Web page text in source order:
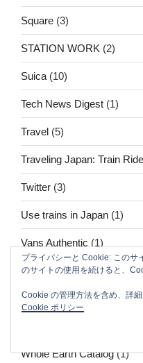
Square (3)
STATION WORK (2)
Suica (10)
Tech News Digest (1)
Travel (5)
Traveling Japan: Train Ride
Twitter (3)
Use trains in Japan (1)
Vans Authentic (1)
VR(1)
web3(13)
Whole Earth Catalog(1)
プライバシーと Cookie: このサ
のサイトの使用を続けると、
Cookie の管理方法を含め、詳
Cookie ポリシー